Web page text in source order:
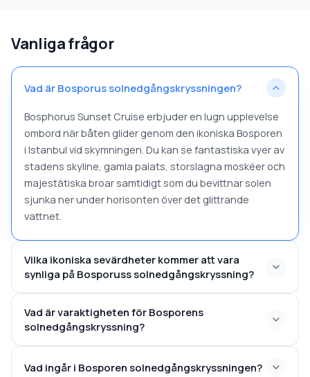
Vanliga frågor
Vad är Bosporus solnedgångskryssningen?
Bosphorus Sunset Cruise erbjuder en lugn upplevelse
ombord när båten glider genom den ikoniska Bosporen
i Istanbul vid skymningen. Du kan se fantastiska vyer av
stadens skyline, gamla palats, storslagna moskéer och
majestätiska broar samtidigt som du bevittnar solen
sjunka ner under horisonten över det glittrande
vattnet.
Vilka ikoniska sevärdheter kommer att vara
synliga på Bosporuss solnedgångskryssning?
otomanska hus
Vad är varaktigheten för Bosporens
solnedgångskryssning?
ungefär 3 timmar
Vad ingår i Bosporen solnedgångskryssningen?